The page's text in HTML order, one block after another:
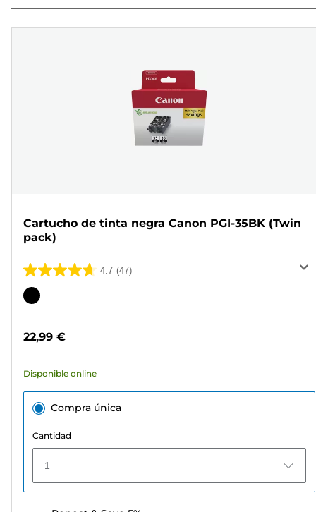
Cartucho de tinta negra Canon PGI-35BK (Twin
pack)
4.7 (47)
4.7
de
47
Cartucho
22,99 €
Disponible online
Compra única
Cantidad
1